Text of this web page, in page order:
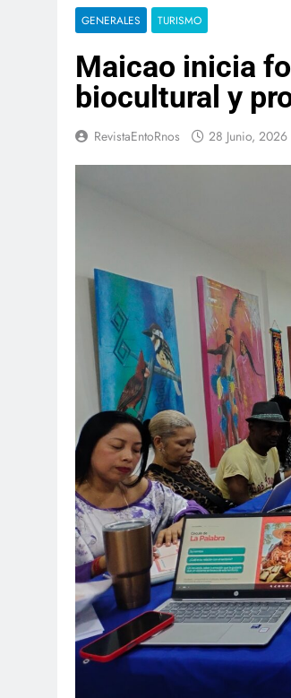
GENERALES TURISMO
Maicao inicia
biocultural y
RevistaEntoRnos 28 Junio, 2026